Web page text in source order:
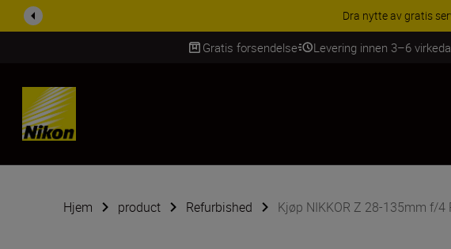
ACCESSORY SAVINGS | Få
Gratis forsendelse Levering innen 3–6
Skip Content
Hjem product Refurbished Kjøp NIKKOR Z 28-135mm f/4